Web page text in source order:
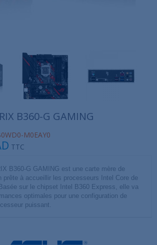
B360-G GAMING
M0EAY0
TTC
B360-G GAMING est une carte mère de
prête à accueillir les processeurs Intel Core de
sur le chipset Intel B360 Express, elle va
optimales pour une configuration de
puissant.